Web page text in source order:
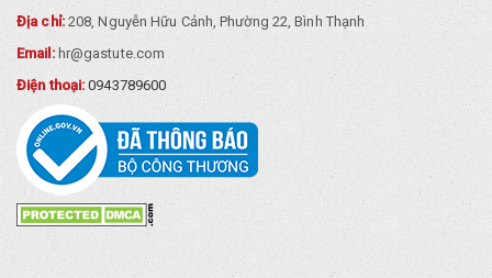
Địa chỉ:208, Nguyễn Hữu Cảnh, Phường 22, Bình Thạnh
Email: hr@gastute.com
Điện thoại:0943789600